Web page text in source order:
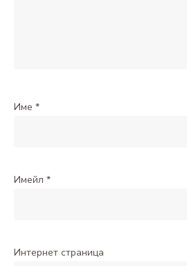
Име *
Имейл *
Интернет страница